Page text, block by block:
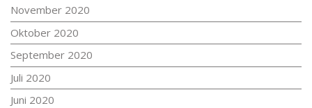
November 2020
Oktober 2020
September 2020
Juli 2020
Juni 2020